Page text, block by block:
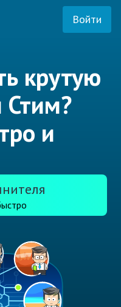
Войти
крутую
Стим?
и